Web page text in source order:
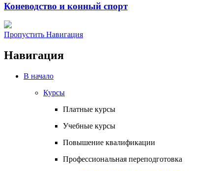
Коневодство и конный спорт
Пропустить Навигация
Навигация
В начало
Курсы
Платные курсы
Учебные курсы
Повышение квалификации
Профессиональная переподготовка